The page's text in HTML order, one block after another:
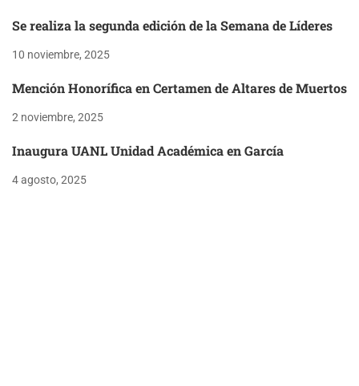
Se realiza la segunda edición de la Semana de Líderes
10 noviembre, 2025
Mención Honorífica en Certamen de Altares de Muertos
2 noviembre, 2025
Inaugura UANL Unidad Académica en García
4 agosto, 2025